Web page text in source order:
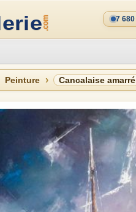
7 680
Peinture Cancalaise amarré